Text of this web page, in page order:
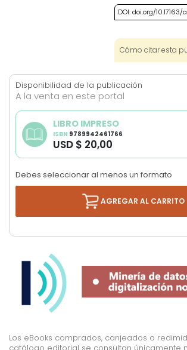
DOI: doi.org/10.17163/
Cómo citar esta
Disponibilidad de la publicación
A la venta en este portal
LIBRO IMPRESO
ISBN 9789942461766
USD $ 20,00
Debes seleccionar al menos un formato
AGREGAR AL CARRITO
Los eBooks comprados, canjeados o
catálogo editorial se consultan únicamente